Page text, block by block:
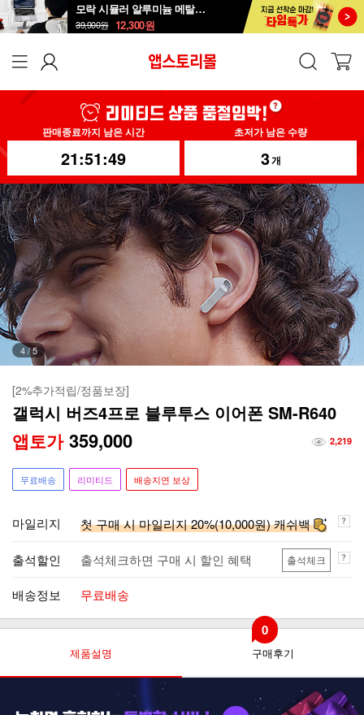
모락 시뮬러 알루미늄 메탈 접이식 노트북 거치대S
39,900원 12,300원
판매종료까지 남은 시간
21:51:47
초저가 남은 수량
3개
5/5
[2%추가적립/정품보장]
갤럭시 버즈4프로 블루투스 이어폰 SM-R640
앱토가 359,000 2,219
무료배송 리미티드 배송지연 보상
마일리지 첫 구매 시 마일리지 20%(10,000원) 캐쉬백
출석할인 출석체크하면 구매 시 할인 혜택 출석체크
배송정보 무료배송
제품설명 구매후기
0